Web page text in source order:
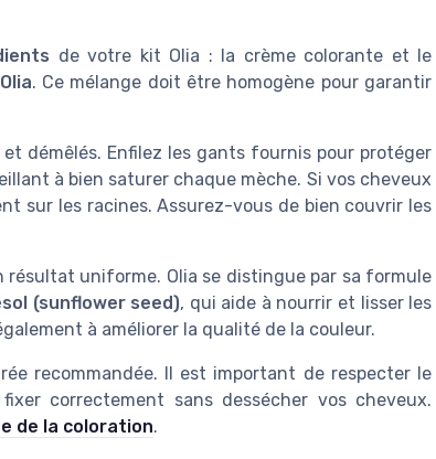
de votre kit Olia : la crème colorante et le
. Ce mélange doit être homogène pour garantir
démêlés. Enfilez les gants fournis pour protéger
à bien saturer chaque mèche. Si vos cheveux
sur les racines. Assurez-vous de bien couvrir les
résultat uniforme. Olia se distingue par sa formule
(sunflower seed), qui aide à nourrir et lisser les
à améliorer la qualité de la couleur.
recommandée. Il est important de respecter le
correctement sans dessécher vos cheveux.
de la coloration.